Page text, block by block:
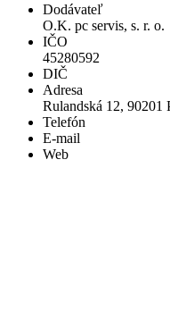
Dodávateľ
O.K. pc servis, s. r. o.
IČO
45280592
DIČ
Adresa
Rulandská 12, 90201
Telefón
E-mail
Web